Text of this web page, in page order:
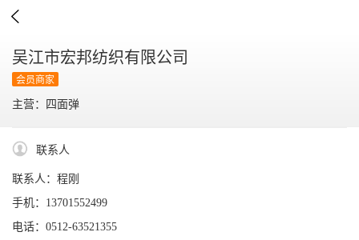

吴江市宏邦纺织有限公司
会员商家
主营：四面弹
联系人
联系人：程刚
手机：13701552499
电话：0512-63521355